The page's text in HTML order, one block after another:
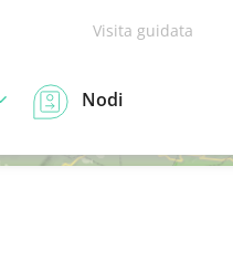
Visita guidata
Nodi